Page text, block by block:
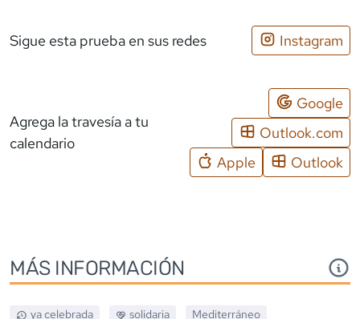
Sigue esta prueba en sus redes Instagram
Agrega la travesía a tu
calendario
Google
Outlook.com
Apple
Outlook
MÁS INFORMACIÓN
ya celebrada solidaria
Mediterráneo